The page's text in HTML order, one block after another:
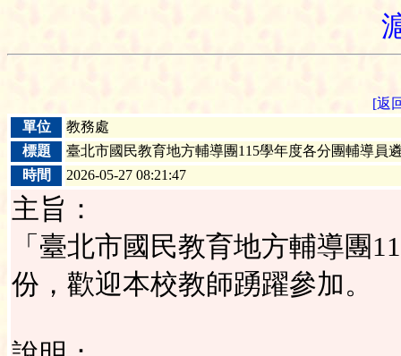
[返
單位
教務處
標題
臺北市國民教育地方輔導團115學年度各分團輔導員
時間
2026-05-27 08:21:47
主旨：
「臺北市國民教育地方輔導團
份，歡迎本校教師踴躍參加。